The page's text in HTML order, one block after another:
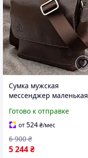
Сумка мужская
мессенджер маленькая
Шоколадная. Гладкая
натуральная кожа
Готово к отправке
от524₴/мес
5 244₴
6 900 ₴